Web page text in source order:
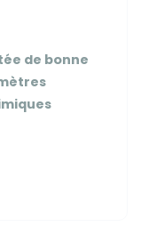
de bonne